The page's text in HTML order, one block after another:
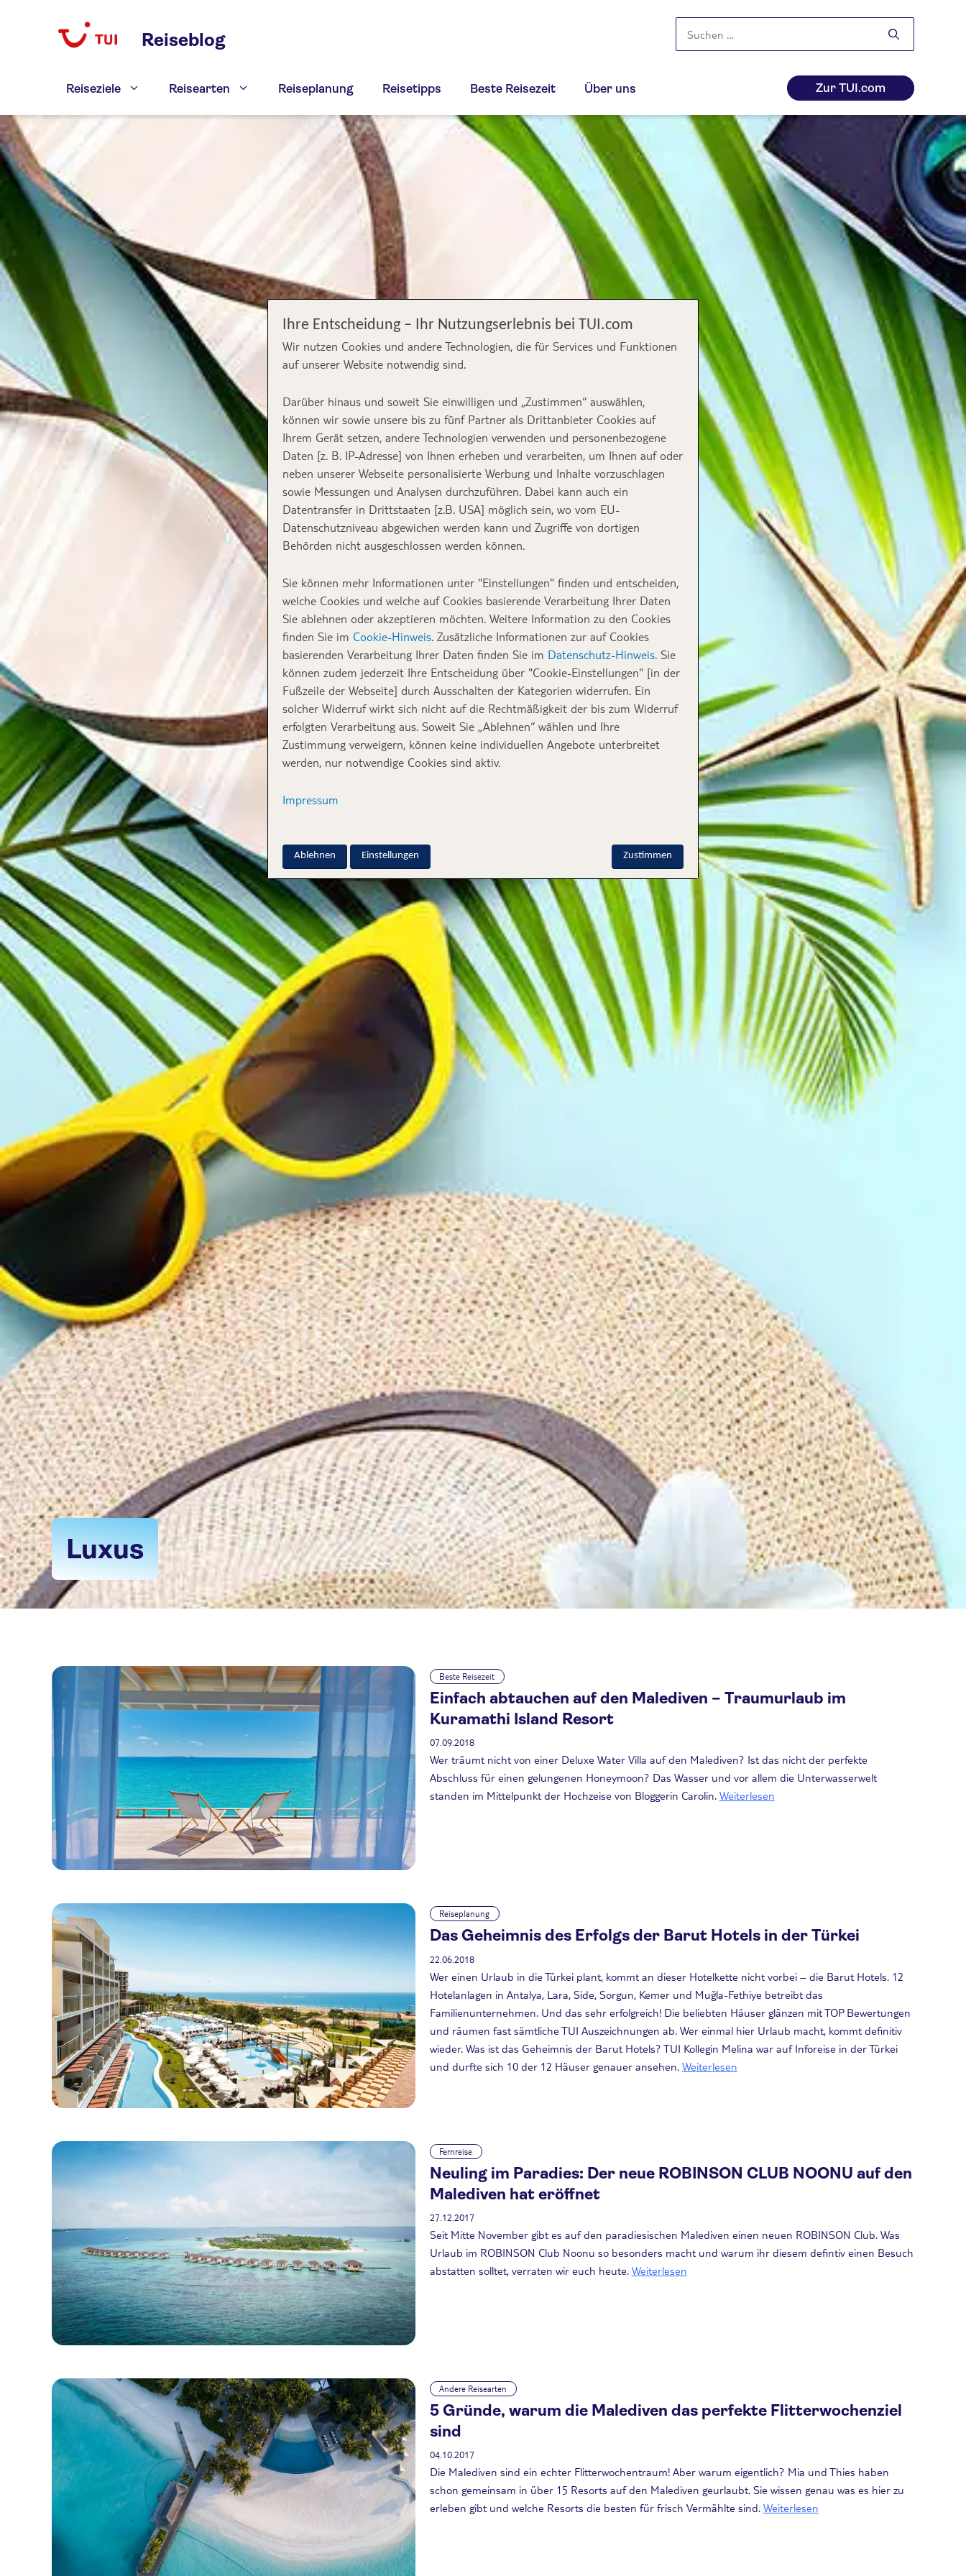
Reiseblog
nach:
Reiseziele Reisearten Reiseplanung Reisetipps Beste Reisezeit Über uns Zur TUI.com
Luxus
Beste Reisezeit
Einfach abtauchen auf den Malediven – Traumurlaub im
Kuramathi Island Resort
07.09.2018
Wer träumt nicht von einer Deluxe Water Villa auf den Malediven? Ist das nicht der perfekte
Abschluss für einen gelungenen Honeymoon? Das Wasser und vor allem die Unterwasserwelt
standen im Mittelpunkt der Hochzeise von Bloggerin Carolin. Weiterlesen
Reiseplanung
Das Geheimnis des Erfolgs der Barut Hotels in der Türkei
22.06.2018
Wer einen Urlaub in die Türkei plant, kommt an dieser Hotelkette nicht vorbei – die Barut Hotels. 12
Hotelanlagen in Antalya, Lara, Side, Sorgun, Kemer und Muğla-Fethiye betreibt das
Familienunternehmen. Und das sehr erfolgreich! Die beliebten Häuser glänzen mit TOP Bewertungen
und räumen fast sämtliche TUI Auszeichnungen ab. Wer einmal hier Urlaub macht, kommt definitiv
wieder. Was ist das Geheimnis der Barut Hotels? TUI Kollegin Melina war auf Inforeise in der Türkei
und durfte sich 10 der 12 Häuser genauer ansehen. Weiterlesen
Fernreise
Neuling im Paradies: Der neue ROBINSON CLUB NOONU auf den
Malediven hat eröffnet
27.12.2017
Seit Mitte November gibt es auf den paradiesischen Malediven einen neuen ROBINSON Club. Was
Urlaub im ROBINSON Club Noonu so besonders macht und warum ihr diesem defintiv einen Besuch
abstatten solltet, verraten wir euch heute. Weiterlesen
Andere Reisearten
5 Gründe, warum die Malediven das perfekte Flitterwochenziel
sind
04.10.2017
Die Malediven sind ein echter Flitterwochentraum! Aber warum eigentlich? Mia und Thies haben
schon gemeinsam in über 15 Resorts auf den Malediven geurlaubt. Sie wissen genau was es hier zu
erleben gibt und welche Resorts die besten für frisch Vermählte sind. Weiterlesen
Ihre Entscheidung – Ihr Nutzungserlebnis bei TUI.com
Wir nutzen Cookies und andere Technologien, die für Services und Funktionen
auf unserer Website notwendig sind.
Darüber hinaus und soweit Sie einwilligen und „Zustimmen“ auswählen,
können wir sowie unsere bis zu fünf Partner als Drittanbieter Cookies auf
Ihrem Gerät setzen, andere Technologien verwenden und personenbezogene
Daten [z. B. IP-Adresse] von Ihnen erheben und verarbeiten, um Ihnen auf oder
neben unserer Webseite personalisierte Werbung und Inhalte vorzuschlagen
sowie Messungen und Analysen durchzuführen. Dabei kann auch ein
Datentransfer in Drittstaaten [z.B. USA] möglich sein, wo vom EU-
Datenschutzniveau abgewichen werden kann und Zugriffe von dortigen
Behörden nicht ausgeschlossen werden können.
Sie können mehr Informationen unter "Einstellungen" finden und entscheiden,
welche Cookies und welche auf Cookies basierende Verarbeitung Ihrer Daten
Sie ablehnen oder akzeptieren möchten. Weitere Information zu den Cookies
finden Sie im Cookie-Hinweis. Zusätzliche Informationen zur auf Cookies
basierenden Verarbeitung Ihrer Daten finden Sie im Datenschutz-Hinweis. Sie
können zudem jederzeit Ihre Entscheidung über "Cookie-Einstellungen" [in der
Fußzeile der Webseite] durch Ausschalten der Kategorien widerrufen. Ein
solcher Widerruf wirkt sich nicht auf die Rechtmäßigkeit der bis zum Widerruf
erfolgten Verarbeitung aus. Soweit Sie „Ablehnen“ wählen und Ihre
Zustimmung verweigern, können keine individuellen Angebote unterbreitet
werden, nur notwendige Cookies sind aktiv.
Impressum
Zustimmen
Ablehnen Einstellungen